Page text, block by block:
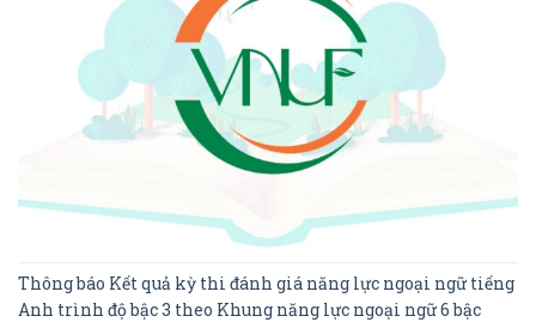
Thông báo Kết quả kỳ thi đánh giá năng lực ngoại ngữ tiếng
Anh trình độ bậc 3 theo Khung năng lực ngoại ngữ 6 bậc